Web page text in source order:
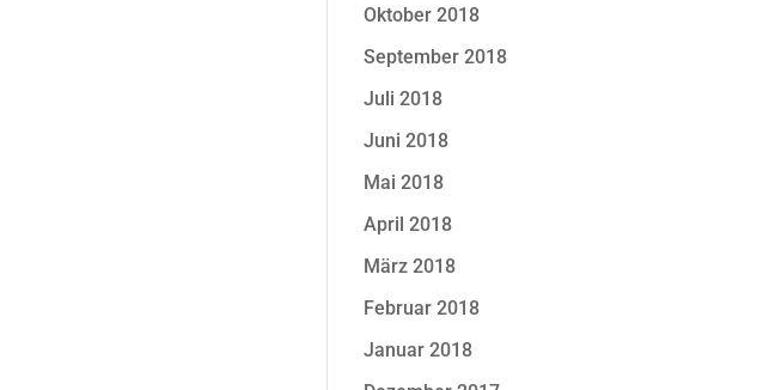
Oktober 2018
September 2018
Juli 2018
Juni 2018
Mai 2018
April 2018
März 2018
Februar 2018
Januar 2018